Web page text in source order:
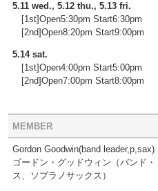
5.11 wed., 5.12 thu., 5.13 fri.
[1st]Open5:30pm Start6:30pm
[2nd]Open8:20pm Start9:00pm
5.14 sat.
[1st]Open4:00pm Start5:00pm
[2nd]Open7:00pm Start8:00pm
MEMBER
Gordon Goodwin(band leader,p,sax)
ゴードン・グッドウィン（バンド
ス、ソプラノサックス）